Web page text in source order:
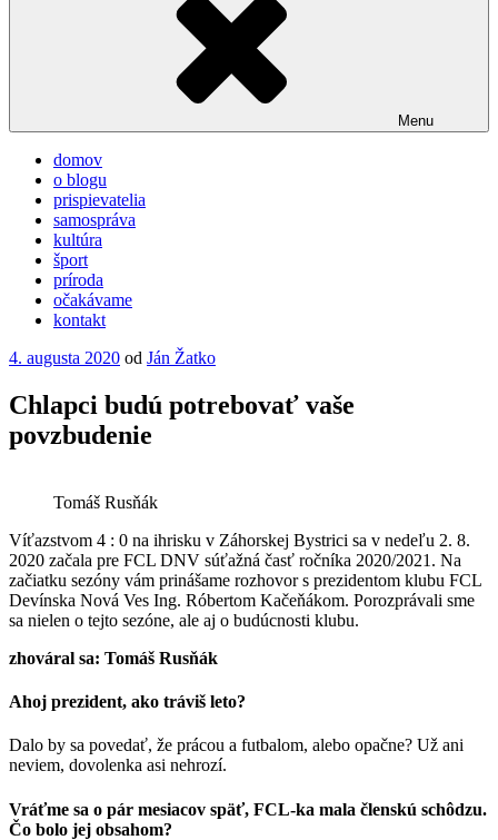
Menu
domov
o blogu
prispievatelia
samospráva
kultúra
šport
príroda
očakávame
kontakt
Publikované
4. augusta 2020 od Ján Žatko
Chlapci budú potrebovať vaše
povzbudenie
Tomáš Rusňák
Víťazstvom 4 : 0 na ihrisku v Záhorskej Bystrici sa v nedeľu 2. 8.
2020 začala pre FCL DNV súťažná časť ročníka 2020/2021. Na
začiatku sezóny vám prinášame rozhovor s prezidentom klubu FCL
Devínska Nová Ves Ing. Róbertom Kačeňákom. Porozprávali sme
sa nielen o tejto sezóne, ale aj o budúcnosti klubu.
zhováral sa: Tomáš Rusňák
Ahoj prezident, ako tráviš leto?
Dalo by sa povedať, že prácou a futbalom, alebo opačne? Už ani
neviem, dovolenka asi nehrozí.
Vráťme sa o pár mesiacov späť, FCL-ka mala členskú schôdzu.
Čo bolo jej obsahom?